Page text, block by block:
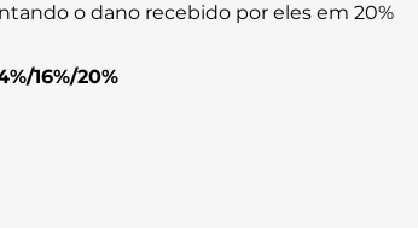
o dano recebido por eles em 20%
16%/20%